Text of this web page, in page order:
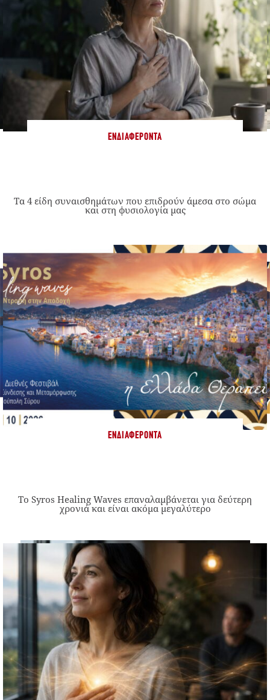
ΕΝΔΙΑΦΈΡΟΝΤΑ
Τα 4 είδη συναισθημάτων που επιδρούν άμεσα στο σώμα
και στη φυσιολογία μας
ΕΝΔΙΑΦΈΡΟΝΤΑ
Το Syros Healing Waves επαναλαμβάνεται για δεύτερη
χρονιά και είναι ακόμα μεγαλύτερο